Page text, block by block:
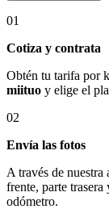
01
Cotiza y contrata
Obtén tu tarifa por
miituo y elige el
02
Envía las fotos
A través de
frente, parte
odómetro.